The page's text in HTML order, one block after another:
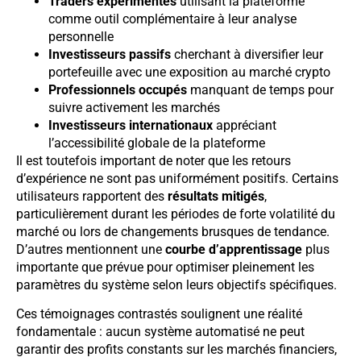
comme outil complémentaire à leur analyse
personnelle
Investisseurs passifs cherchant à diversifier leur
portefeuille avec une exposition au marché crypto
Professionnels occupés manquant de temps pour
suivre activement les marchés
Investisseurs internationaux appréciant
l’accessibilité globale de la plateforme
Il est toutefois important de noter que les retours
d’expérience ne sont pas uniformément positifs. Certains
utilisateurs rapportent des résultats mitigés,
particulièrement durant les périodes de forte volatilité du
marché ou lors de changements brusques de tendance.
D’autres mentionnent une courbe d’apprentissage plus
importante que prévue pour optimiser pleinement les
paramètres du système selon leurs objectifs spécifiques.
Ces témoignages contrastés soulignent une réalité
fondamentale : aucun système automatisé ne peut
garantir des profits constants sur les marchés financiers,